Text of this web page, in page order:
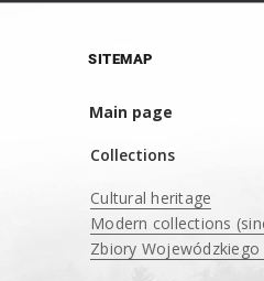
SITEMAP
Main page
Collections
Cultural heritage
Modern collections
Zbiory